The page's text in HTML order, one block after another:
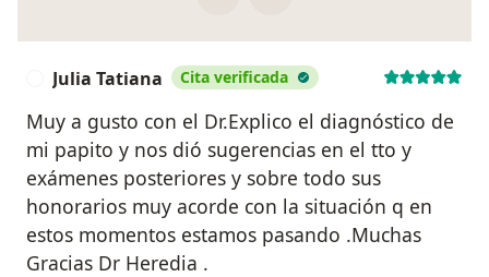
Julia Tatiana Cita verificada
Muy a gusto con el Dr.Explico el diagnóstico de
mi papito y nos dió sugerencias en el tto y
exámenes posteriores y sobre todo sus
honorarios muy acorde con la situación q en
estos momentos estamos pasando .Muchas
Gracias Dr Heredia .